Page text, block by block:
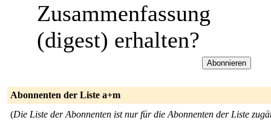
Zusammenfassung
(digest) erhalten?
Abonnenten der Liste a+m
(Die Liste der Abonnenten ist nur für die Abonnenten der Liste